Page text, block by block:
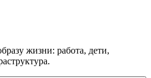
жизни: работа, дети,